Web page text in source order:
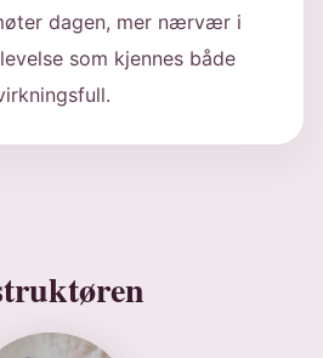
dagen, mer nærvær i
som kjennes både